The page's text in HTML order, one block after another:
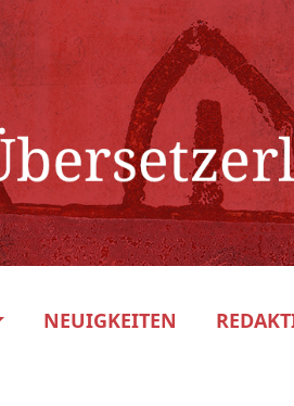
NEUIGKEITEN